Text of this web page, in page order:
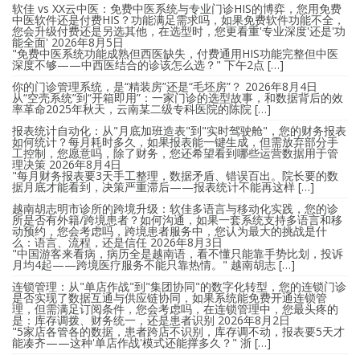
软佳 vs XX云中医：免费中医系统与专业门诊HIS的博弈，您用免费
中医软件还是付费HIS？功能满足需求吗，如果免费软件功能不全，
您会升级付费还是另选其他，在选型时，您更看重'专业深度'还是'功
能全面' 2026年8月5日
"免费中医系统功能成熟但西医缺失，付费通用HIS功能完整但中医
深度不够——中西医结合的诊该怎么选？" 下午2点 […]
你的门诊管理系统，是“精装房”还是“毛坯房”？ 2026年8月4日
从“空壳系统”到“开箱即用”：一家门诊的选型故事，和数据背后的效
率革命2025年秋天，云南某二级专科医院的陈院 […]
报表统计自动化：从"月底加班造表"到"实时驾驶舱"，您的财务报表
如何统计？每月耗时多久，如果报表能一键生成，但需放弃部分手
工控制，您愿意吗，除了财务，您还希望看到哪些运营数据用于管
理决策 2026年8月4日
"每月财务报表要3天手工整理，数据矛盾、错误百出。院长要的数
据月底才能看到，决策严重滞后——报表统计不能再这样 […]
越南胡志明市诊所的跨境升级：软佳多语言与移动化实践，您的诊
所是否有外籍/跨境患者？如何沟通，如果一套系统支持多语言和移
动预约，您会考虑吗，跨境患者服务中，您认为最大的挑战是什
么：语言、流程，还是信任 2026年8月3日
"中国游客来看病，病历全是越南语，看不懂只能靠手势比划，投诉
月均4起——跨境医疗服务不能只靠热情。" 越南胡志 […]
连锁管理：从"单店作战"到"集团协同"的数字化转型，您的连锁门诊
是否实现了数据互通与供应链协同，如果系统能免费开通连锁管
理，但需满足订阅条件，您会考虑吗，在连锁管理中，您最头疼的
是：库存调拨、财务统一，还是患者识别 2026年8月2日
"5家店各管各的数据，患者跨店不识别，库存调不动，报表要5天才
能凑齐——这种'单店作战'模式还能撑多久？" 浙 […]